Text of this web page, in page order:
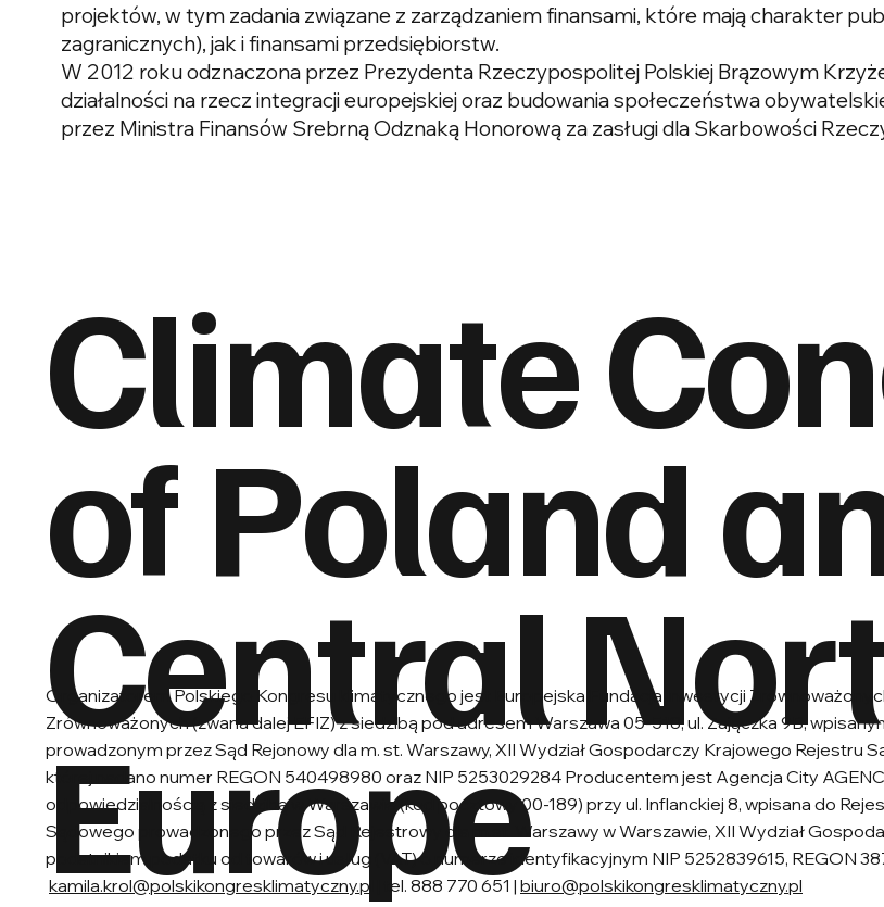
projektów, w tym zadania związane z zarządzaniem finansami, które mają charakter
zagranicznych), jak i finansami przedsiębiorstw.
W 2012 roku odznaczona przez Prezydenta Rzeczypospolitej Polskiej Brązowym
działalności na rzecz integracji europejskiej oraz budowania społeczeństwa
przez Ministra Finansów Srebrną Odznaką Honorową za zasługi dla Skarbowości
Climate
of Poland
Central
Europe
Organizatorem Polskiego Kongresu klimatycznego jest Europejska Fundacja Inwestycji
Zrównoważonych (zwana dalej EFIZ) z siedzibą pod adresem Warszawa 05-518, ul. Zajączka 9B,
prowadzonym przez Sąd Rejonowy dla m. st. Warszawy, XII Wydział Gospodarczy Krajowego Rejestru
której nadano numer REGON 540498980 oraz NIP 5253029284 Producentem jest Agencja City
odpowiedzialnością z siedzibą w Warszawie (kod pocztowy 00-189) przy ul. Inflanckiej 8, wpisana do
Sądowego prowadzonego przez Sąd Rejestrowy dla m.st. Warszawy w Warszawie, XII Wydział
podatnikiem podatku od towarów i usług (VAT) o numerze identyfikacyjnym NIP 5252839615, REGON
kamila.krol@polskikongresklimatyczny.pl
| tel. 888 770 651 | biuro@polskikongresklimatyczny.pl